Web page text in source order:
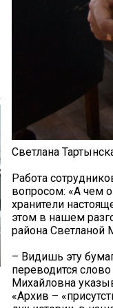
Светлана
Работа
вопросом: «А чем
хранители
этом в нашем
района Светланой
– Видишь эту
переводится
Михайловна
«Архив –